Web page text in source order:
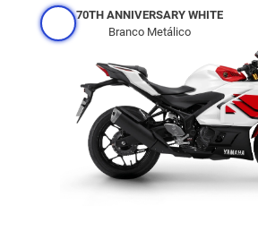
70TH ANNIVERSARY WHITE
Branco Metálico